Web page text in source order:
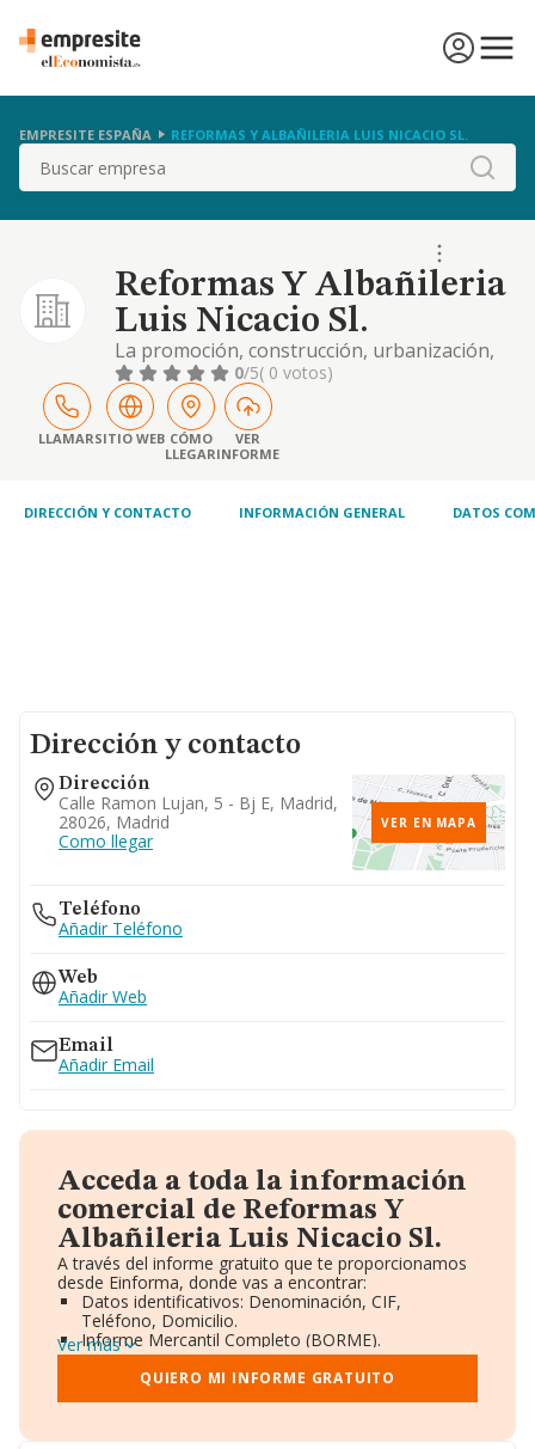
EMPRESITE ESPAÑA REFORMAS Y ALBAÑILERIA LUIS NICACIO SL.
Buscar
Reformas Y Albañileria
Luis Nicacio Sl.
La promoción, construcción, urbanización,
rehabilitación, mantenimiento, compra y
venta de inmuebles y su explotación. la
proyección, contratación y ejecución de
obras de reformas y decoración de
interiores y exteriores de viviendas, locales,
comerciales propias
0/5( 0 votos)
LLAMARSITIO WEB CÓMO
LLEGAR
VER
INFORME
DIRECCIÓN Y CONTACTO INFORMACIÓN GENERAL DATOS
Dirección y contacto
Dirección
Calle Ramon Lujan, 5 - Bj E, Madrid,
28026, Madrid
Como llegar
VER EN MAPA
Teléfono
Añadir Teléfono
Web
Añadir Web
Email
Añadir Email
Acceda a toda la información
comercial de Reformas Y
Albañileria Luis Nicacio Sl.
A través del informe gratuito que te proporcionamos
desde Einforma, donde vas a encontrar:
Datos identificativos: Denominación, CIF,
Teléfono, Domicilio.
Informe Mercantil Completo (BORME).
Gráficos de Evolución Ventas y Empleados.
Consejo de Administración y Administradores.
Directivos y Ejecutivos.
Ver más
QUIERO MI INFORME GRATUITO